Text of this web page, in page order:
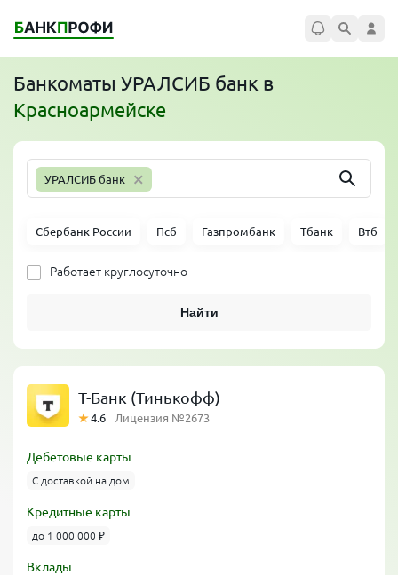
Банкоматы УРАЛСИБ банк в
Красноармейске
УРАЛСИБ банк ×
Сбербанк России Псб Газпромбанк Тбанк Втб
Работает круглосуточно
Найти
Т-Банк (Тинькофф)
4.6 Лицензия №2673
Дебетовые карты
С доставкой на дом
Кредитные карты
до 1 000 000 ₽
Вклады